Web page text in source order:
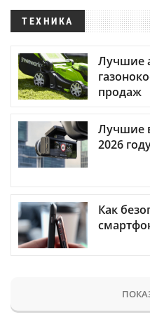
ТЕХНИКА
Лучшие
продаж
Лучшие
2026
Как